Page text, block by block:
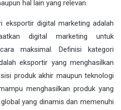
hal lain yang relevan.
eksportir digital marketing adalah
digital marketing untuk
maksimal. Definisi kategori
eksportir yang menghasilkan
produk akhir maupun teknologi
menghasilkan produk yang
yang dinamis dan memenuhi